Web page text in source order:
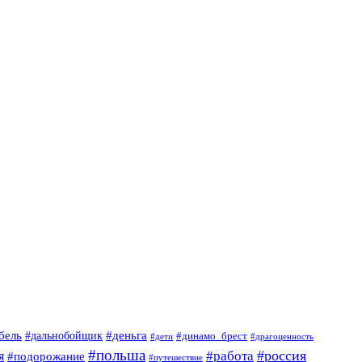
#дальнобойщик #деньга #дети #динамо_брест #драгоценность
#подорожание #польша #путешествие #работа #россия